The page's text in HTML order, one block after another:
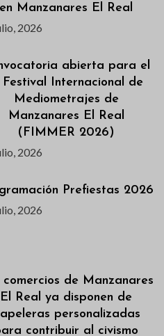
en Manzanares El Real
2026
abierta para el
Festival Internacional de
Mediometrajes de
Manzanares El Real
(FIMMER 2026)
2026
Prefiestas 2026
2026
comercios de Manzanares
El Real ya disponen de
personalizadas
contribuir al civismo